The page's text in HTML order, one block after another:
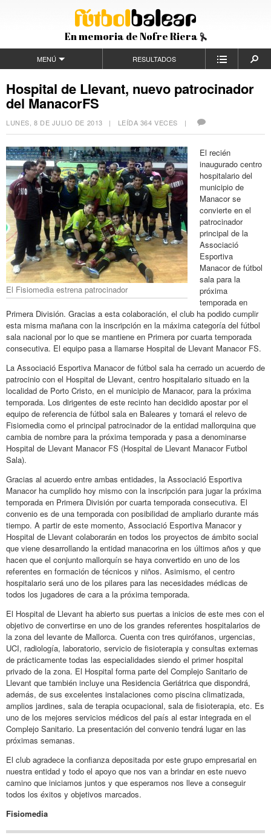
En memoria de Nofre Riera
MENÚ RESULTADOS
Hospital de Llevant, nuevo patrocinador
del ManacorFS
LUNES, 8 DE JULIO DE 2013 | LEÍDA 364 VECES |
El Fisiomedia estrena patrocinador
El recién
inaugurado centro
hospitalario del
municipio de
Manacor se
convierte en el
patrocinador
principal de la
Associació
Esportiva
Manacor de fútbol
sala para la
próxima
temporada en
Primera División. Gracias a esta colaboración, el club ha podido cumplir
esta misma mañana con la inscripción en la máxima categoría del fútbol
sala nacional por lo que se mantiene en Primera por cuarta temporada
consecutiva. El equipo pasa a llamarse Hospital de Llevant Manacor FS.
La Associació Esportiva Manacor de fútbol sala ha cerrado un acuerdo de
patrocinio con el Hospital de Llevant, centro hospitalario situado en la
localidad de Porto Cristo, en el municipio de Manacor, para la próxima
temporada. Los dirigentes de este recinto han decidido apostar por el
equipo de referencia de fútbol sala en Baleares y tomará el relevo de
Fisiomedia como el principal patrocinador de la entidad mallorquina que
cambia de nombre para la próxima temporada y pasa a denominarse
Hospital de Llevant Manacor FS (Hospital de Llevant Manacor Futbol
Sala).
Gracias al acuerdo entre ambas entidades, la Associació Esportiva
Manacor ha cumplido hoy mismo con la inscripción para jugar la próxima
temporada en Primera División por cuarta temporada consecutiva. El
convenio es de una temporada con posibilidad de ampliarlo durante más
tiempo. A partir de este momento, Associació Esportiva Manacor y
Hospital de Llevant colaborarán en todos los proyectos de ámbito social
que viene desarrollando la entidad manacorina en los últimos años y que
hacen que el conjunto mallorquín se haya convertido en uno de los
referentes en formación de técnicos y niños. Asimismo, el centro
hospitalario será uno de los pilares para las necesidades médicas de
todos los jugadores de cara a la próxima temporada.
El Hospital de Llevant ha abierto sus puertas a inicios de este mes con el
objetivo de convertirse en uno de los grandes referentes hospitalarios de
la zona del levante de Mallorca. Cuenta con tres quirófanos, urgencias,
UCI, radiología, laboratorio, servicio de fisioterapia y consultas externas
de prácticamente todas las especialidades siendo el primer hospital
privado de la zona. El Hospital forma parte del Complejo Sanitario de
Llevant que también incluye una Residencia Geriátrica que dispondrá,
además, de sus excelentes instalaciones como piscina climatizada,
amplios jardines, sala de terapia ocupacional, sala de fisioterapia, etc. Es
uno de los mejores servicios médicos del país al estar integrada en el
Complejo Sanitario. La presentación del convenio tendrá lugar en las
próximas semanas.
El club agradece la confianza depositada por este grupo empresarial en
nuestra entidad y todo el apoyo que nos van a brindar en este nuevo
camino que iniciamos juntos y que esperamos nos lleve a conseguir
todos los éxitos y objetivos marcados.
Fisiomedia